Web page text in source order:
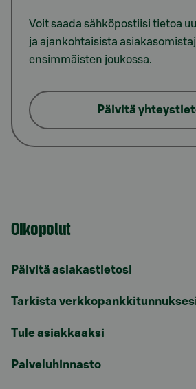
Voit saada sähköpostiisi tietoa
ja ajankohtaisista
ensimmäisten joukossa.
Päivitä
Oikopolut
Päivitä asiakastietosi
Tarkista
Tule asiakkaaksi
Palveluhinnasto